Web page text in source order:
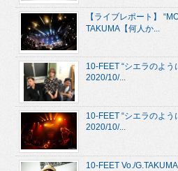
【ライブレポート】
TAKUMA【何人か...
10-FEET “シエラのよ
2020/10/...
10-FEET “シエラのよ
2020/10/...
10-FEET Vo./